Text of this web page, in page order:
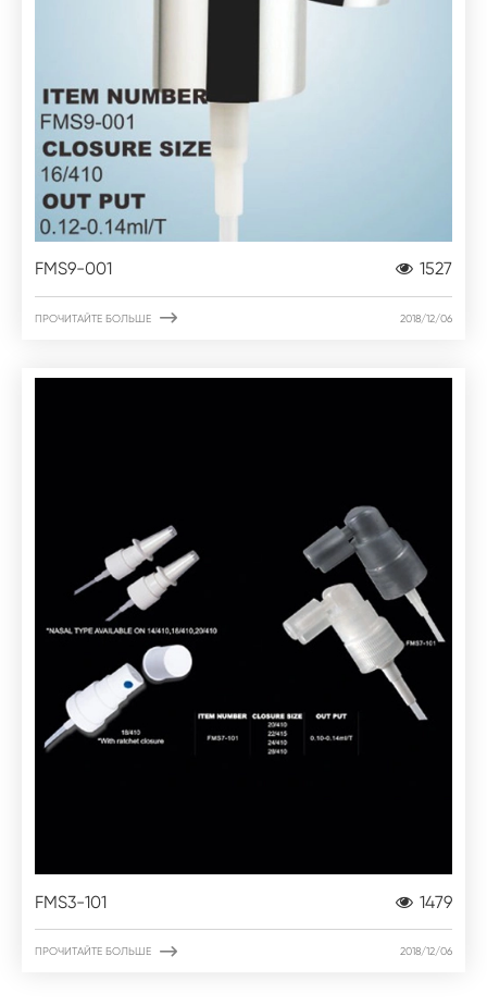
FMS9-001 1527
ПРОЧИТАЙТЕ БОЛЬШЕ  2018/12/06
FMS3-101 1479
ПРОЧИТАЙТЕ БОЛЬШЕ  2018/12/06